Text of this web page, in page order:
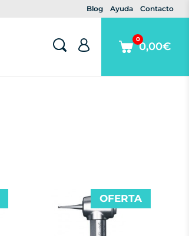
Blog Ayuda Contacto
0,00€
0
OFERTA